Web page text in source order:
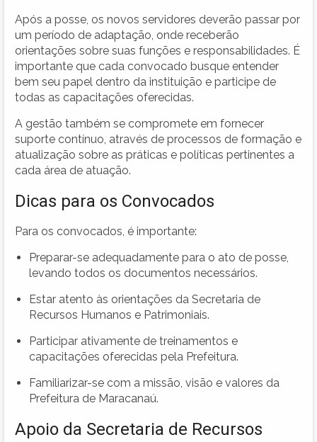
Após a posse, os novos servidores deverão passar por
um período de adaptação, onde receberão
orientações sobre suas funções e responsabilidades. É
importante que cada convocado busque entender
bem seu papel dentro da instituição e participe de
todas as capacitações oferecidas.
A gestão também se compromete em fornecer
suporte contínuo, através de processos de formação e
atualização sobre as práticas e políticas pertinentes a
cada área de atuação.
Dicas para os Convocados
Para os convocados, é importante:
Preparar-se adequadamente para o ato de posse,
levando todos os documentos necessários.
Estar atento às orientações da Secretaria de
Recursos Humanos e Patrimoniais.
Participar ativamente de treinamentos e
capacitações oferecidas pela Prefeitura.
Familiarizar-se com a missão, visão e valores da
Prefeitura de Maracanaú.
Apoio da Secretaria de Recursos